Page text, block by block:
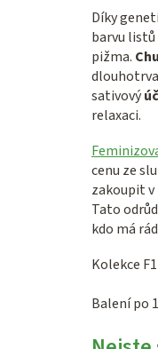
Díky
barvu listů
pižma.
sativový
relaxaci.
cenu ze
zakoupit
Tato
kdo má
Kolekce
Balení po